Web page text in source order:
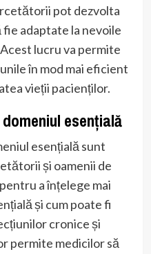
pot dezvolta
adaptate la nevoile
lucru va permite
în mod mai eficient
vieții pacienților.
esențială
esențială sunt
și oamenii de
a înțelege mai
și cum poate fi
cronice și
permite medicilor să